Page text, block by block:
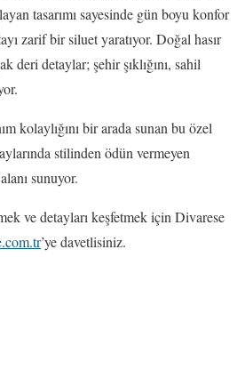
tasarımı sayesinde gün boyu konfor
zarif bir siluet yaratıyor. Doğal hasır
deri detaylar; şehir şıklığını, sahil
kolaylığını bir arada sunan bu özel
stilinden ödün vermeyen
sunuyor.
ve detayları keşfetmek için Divarese
’ye davetlisiniz.